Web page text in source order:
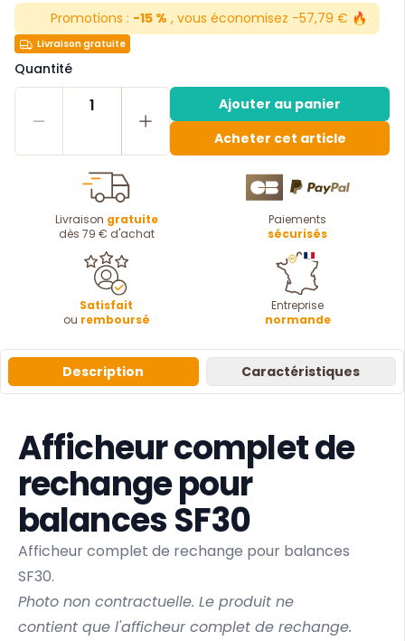
Promotions : -15 % , vous économisez -57,79 € 🔥
Livraison gratuite
Quantité
1
Ajouter au panier
Acheter cet article
Livraison gratuite
dès 79 € d'achat
Paiements
sécurisés
Satisfait
ou remboursé
Entreprise
normande
Description Caractéristiques
Afficheur complet de
rechange pour
balances SF30
Afficheur complet de rechange pour balances
SF30.
Photo non contractuelle. Le produit ne
contient que l'afficheur complet de rechange.